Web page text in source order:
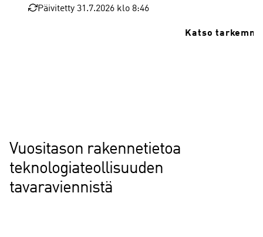
Päivitetty 31.7.2026 klo 8:46
Katso
Vuositason rakennetietoa
teknologiateollisuuden
tavaraviennistä